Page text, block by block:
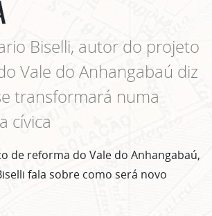
Biselli, autor do projeto
Vale do Anhangabaú diz
transformará numa
cívica
de reforma do Vale do Anhangabaú,
fala sobre como será novo